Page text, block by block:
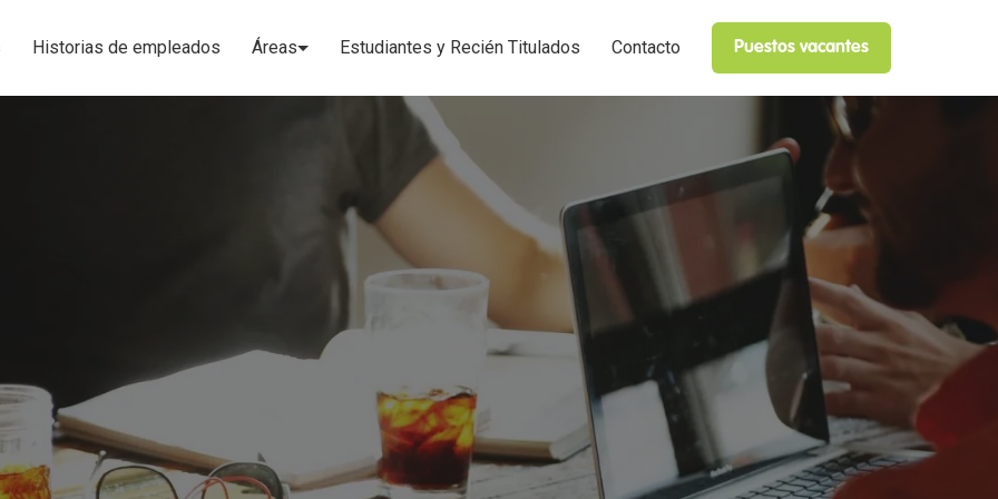
Historias de empleados Áreas Estudiantes y Recién Titulados Contacto Puestos vacantes